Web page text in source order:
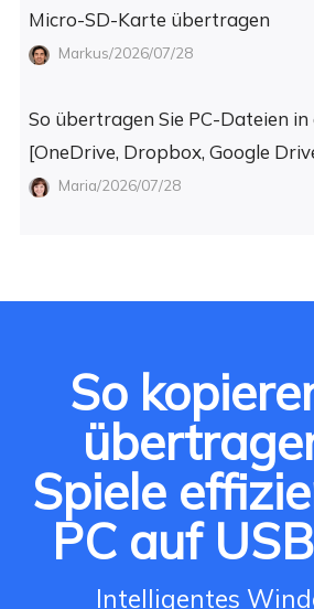
Micro-SD-Karte übertragen
Markus/2026/07/28
So übertragen Sie PC-Dateien in
[OneDrive, Dropbox, Google
Maria/2026/07/28
So
Spiele
PC auf
Intelligentes